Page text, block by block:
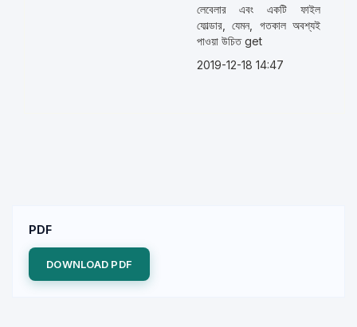
লেবেলার এবং একটি ফাইল
ফোল্ডার, যেমন, গতকাল অবশ্যই
পাওয়া উচিত get
2019-12-18 14:47
PDF
DOWNLOAD PDF